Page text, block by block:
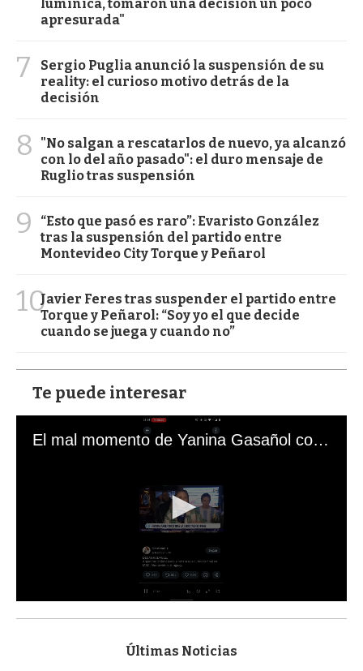
lumínica, tomaron una decisión un poco
apresurada"
7
Sergio Puglia anunció la suspensión de su
reality: el curioso motivo detrás de la
decisión
8
"No salgan a rescatarlos de nuevo, ya alcanzó
con lo del año pasado": el duro mensaje de
Ruglio tras suspensión
9
“Esto que pasó es raro”: Evaristo González
tras la suspensión del partido entre
Montevideo City Torque y Peñarol
10Javier Feres tras suspender el partido entre
Torque y Peñarol: “Soy yo el que decide
cuando se juega y cuando no”
Te puede interesar
El mal momento de Yanina Gasañol con un hincha argentino en "Subrayado"
s
Últimas Noticias